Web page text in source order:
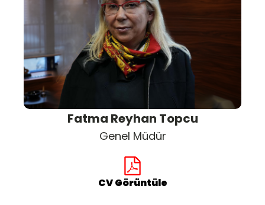
Fatma Reyhan Topcu
Genel Müdür
CV Görüntüle